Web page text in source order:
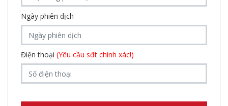
Ngày phiên dịch
Điện thoại (Yêu cầu sđt chính xác!)